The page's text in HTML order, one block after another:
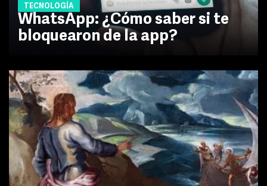
TECNOLOGÍA
WhatsApp: ¿Cómo saber si te
bloquearon de la app?